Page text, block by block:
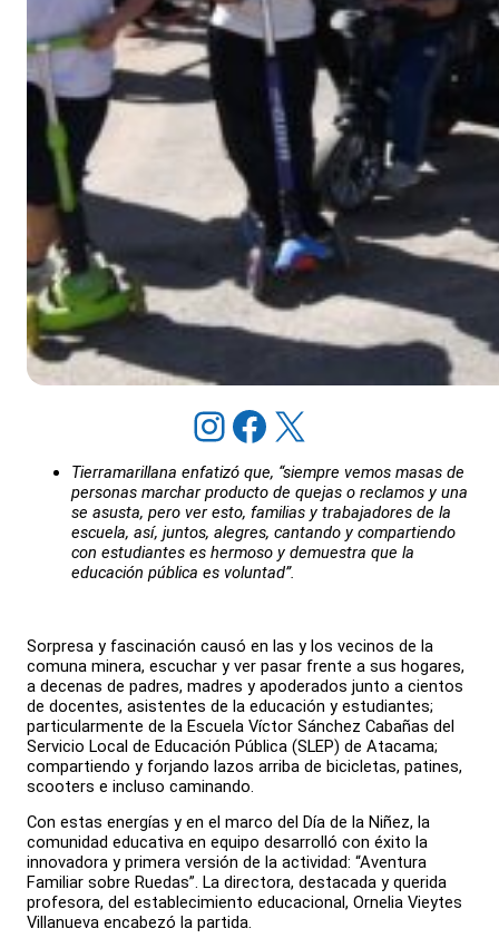
Instagram Facebook X
Tierramarillana enfatizó que, “siempre vemos masas de
personas marchar producto de quejas o reclamos y una
se asusta, pero ver esto, familias y trabajadores de la
escuela, así, juntos, alegres, cantando y compartiendo
con estudiantes es hermoso y demuestra que la
educación pública es voluntad”.
Sorpresa y fascinación causó en las y los vecinos de la
comuna minera, escuchar y ver pasar frente a sus hogares,
a decenas de padres, madres y apoderados junto a cientos
de docentes, asistentes de la educación y estudiantes;
particularmente de la Escuela Víctor Sánchez Cabañas del
Servicio Local de Educación Pública (SLEP) de Atacama;
compartiendo y forjando lazos arriba de bicicletas, patines,
scooters e incluso caminando.
Con estas energías y en el marco del Día de la Niñez, la
comunidad educativa en equipo desarrolló con éxito la
innovadora y primera versión de la actividad: “Aventura
Familiar sobre Ruedas”. La directora, destacada y querida
profesora, del establecimiento educacional, Ornelia Vieytes
Villanueva encabezó la partida.